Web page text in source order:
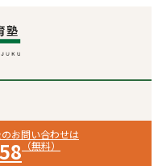
お問い合わせは
（無料）